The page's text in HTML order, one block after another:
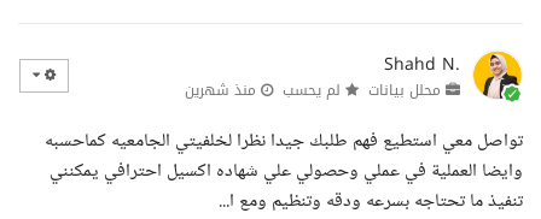
Shahd N.
محلل بيانات لم يحسب منذ شهرين
تواصل معي استطيع فهم طلبك جيدا نظرا لخلفيتي الجامعيه كماحسبه
وايضا العملية في عملي وحصولي علي شهاده اكسيل احترافي يمكنني
تنفيذ ما تحتاجه بسرعه ودقه وتنظيم ومع ا...